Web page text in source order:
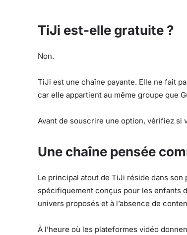
TiJi est-elle gratuite ?
Non.
TiJi est une chaîne payante. Elle ne fait
car elle appartient au même groupe que
Avant de souscrire une option, vérifiez si
Une chaîne pensée
Le principal atout de TiJi réside dans
spécifiquement conçus pour les enfants
univers proposés et à l’absence de
À l’heure où les plateformes vidéo